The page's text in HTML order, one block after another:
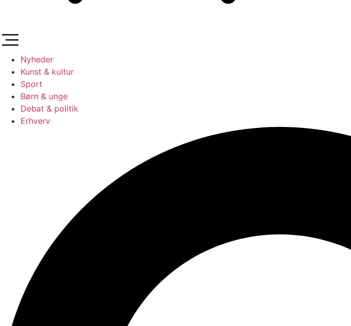
Nyheder
Kunst & kultur
Sport
Børn & unge
Debat & politik
Erhverv